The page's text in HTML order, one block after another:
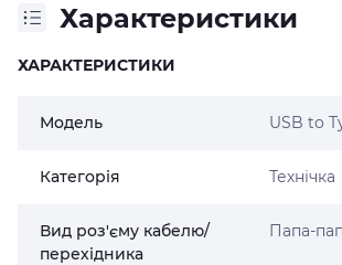
Характеристики
ХАРАКТЕРИСТИКИ
Модель USB to
Категорія Технічка
Вид роз'єму кабелю/
перехідника
Папа-